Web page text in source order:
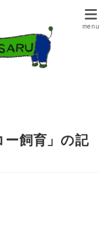
ー飼育」の記